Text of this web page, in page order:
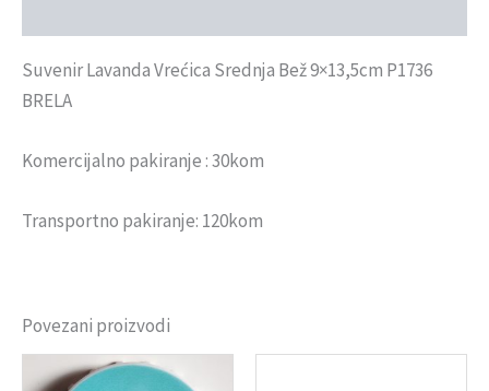
Suvenir Lavanda Vrećica Srednja Bež 9×13,5cm P1736
BRELA
Komercijalno pakiranje : 30kom
Transportno pakiranje: 120kom
Povezani proizvodi